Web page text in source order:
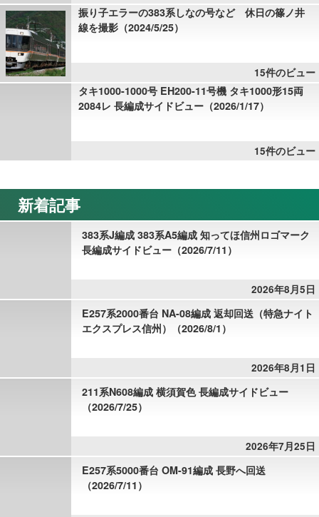
振り子エラーの383系しなの号など 休日の篠ノ井
線を撮影（2024/5/25）
15件のビュー
タキ1000-1000号 EH200-11号機 タキ1000形15両
2084レ 長編成サイドビュー（2026/1/17）
15件のビュー
新着記事
383系J編成 383系A5編成 知ってほ信州ロゴマーク
長編成サイドビュー（2026/7/11）
2026年8月5日
E257系2000番台 NA-08編成 返却回送（特急ナイト
エクスプレス信州）（2026/8/1）
2026年8月1日
211系N608編成 横須賀色 長編成サイドビュー
（2026/7/25）
2026年7月25日
E257系5000番台 OM-91編成 長野へ回送
（2026/7/11）